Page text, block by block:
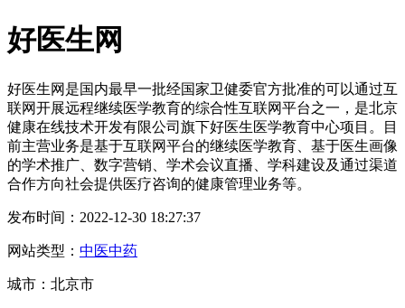
好医生网
好医生网是国内最早一批经国家卫健委官方批准的可以通过互
联网开展远程继续医学教育的综合性互联网平台之一，是北京
健康在线技术开发有限公司旗下好医生医学教育中心项目。目
前主营业务是基于互联网平台的继续医学教育、基于医生画像
的学术推广、数字营销、学术会议直播、学科建设及通过渠道
合作方向社会提供医疗咨询的健康管理业务等。
发布时间：2022-12-30 18:27:37
网站类型： 中医中药
城市：北京市